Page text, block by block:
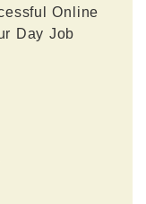
Online
Day Job